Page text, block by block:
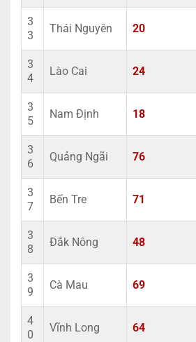
3
3
Thái Nguyên 20
3
4
Lào Cai 24
3
5
Nam Định 18
3
6
Quảng Ngãi 76
3
7
Bến Tre 71
3
8
Đắk Nông 48
3
9
Cà Mau 69
4
0
Vĩnh Long 64